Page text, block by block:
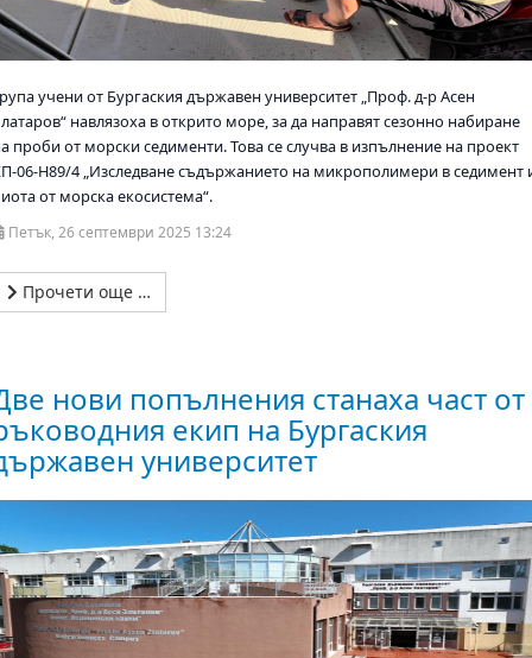
учени от Бургаския държавен университет „Проф. д-р Асен
навлязоха в открито море, за да направят сезонно набиране
проби от морски седименти. Това се случва в изпълнение на проект
06-Н89/4 „Изследване съдържанието на микрополимери в седимент
от морска екосистема“.
Петък, 26 септември 2025 13:24
Прочети още …
нови попълнения станаха част от
екип на Бургаския
университет